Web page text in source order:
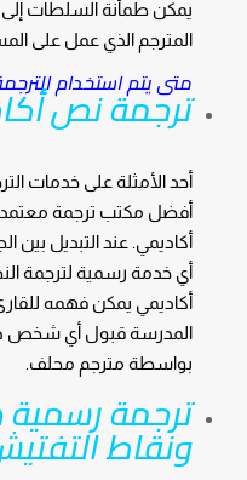
يمكن طمأنة السلطات إلى
المترجم الذي عمل على
متى يتم استخدام
ترجمة نص
أحد الأمثلة على خدمات
أفضل مكتب ترجمة
أكاديمي. عند التبديل بين
أي خدمة رسمية لترجمة
أكاديمي يمكن فهمه
المدرسة قبول أي شخص
بواسطة مترجم محلف.
ترجمة رسمية
ونقاط